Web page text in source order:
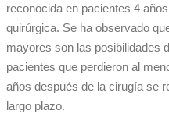
reconocida en pacientes 4
quirúrgica. Se ha observado
mayores son las posibilidades
pacientes que perdieron al
años después de la cirugía se
largo plazo.